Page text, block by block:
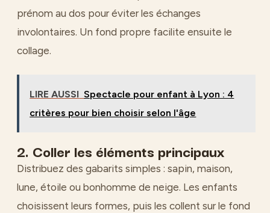
prénom au dos pour éviter les échanges
involontaires. Un fond propre facilite ensuite le
collage.
LIRE AUSSI Spectacle pour enfant à Lyon : 4
critères pour bien choisir selon l'âge
2. Coller les éléments principaux
Distribuez des gabarits simples : sapin, maison,
lune, étoile ou bonhomme de neige. Les enfants
choisissent leurs formes, puis les collent sur le fond